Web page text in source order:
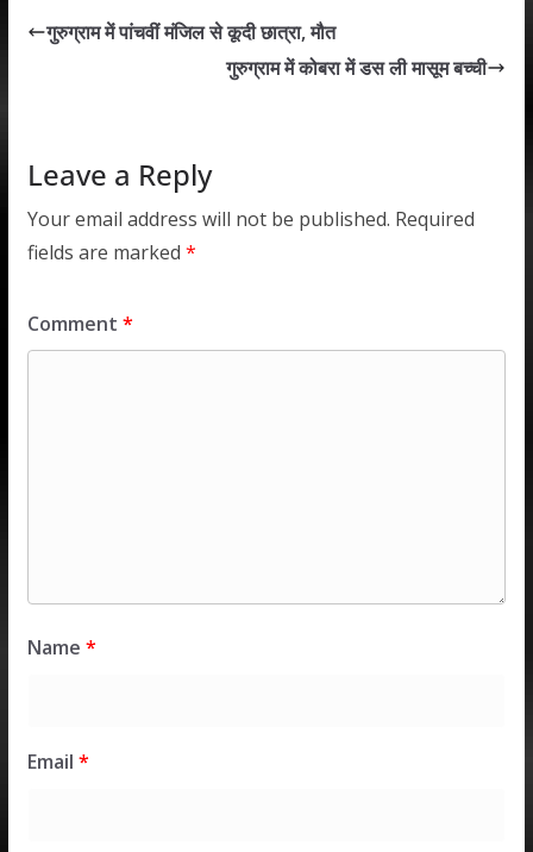
s b er e
dI
l e
गुरुग्राम में पांचवीं मंजिल से कूदी छात्रा, मौत
गुरुग्राम में कोबरा में डस ली मासूम बच्ची
Leave a Reply
Your email address will not be published. Required
fields are marked *
Comment *
Name *
Email *